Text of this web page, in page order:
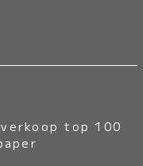
verkoop top 100